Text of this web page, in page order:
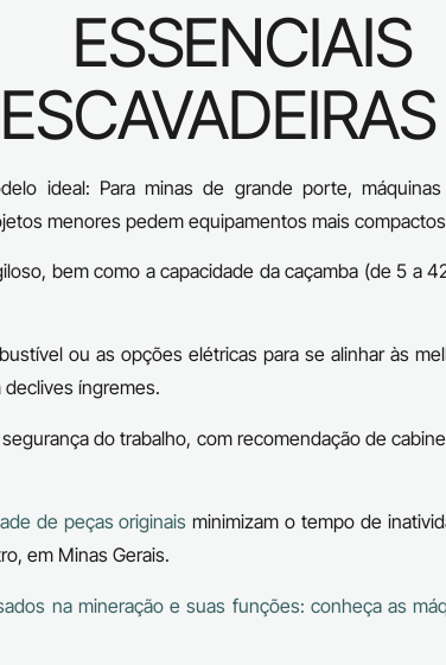
ideal: Para minas de grande porte,
menores pedem equipamentos mais
bem como a capacidade da caçamba (de 5 a
ou as opções elétricas para se alinhar às
íngremes.
do trabalho, com recomendação de
de peças originais minimizam o tempo de
em Minas Gerais.
na mineração e suas funções: conheça as